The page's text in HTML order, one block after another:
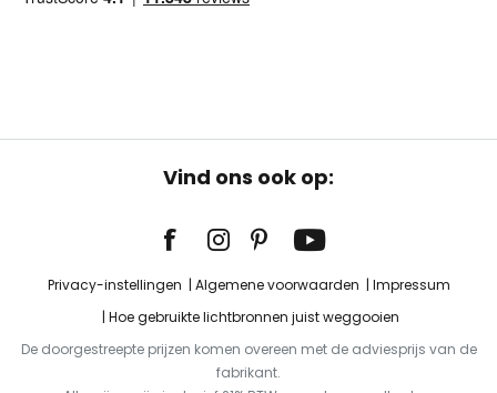
Vind ons ook op:
Privacy-instellingen Algemene voorwaarden
Impressum
Hoe gebruikte lichtbronnen juist weggooien
De doorgestreepte prijzen komen overeen met de adviesprijs van de
fabrikant.